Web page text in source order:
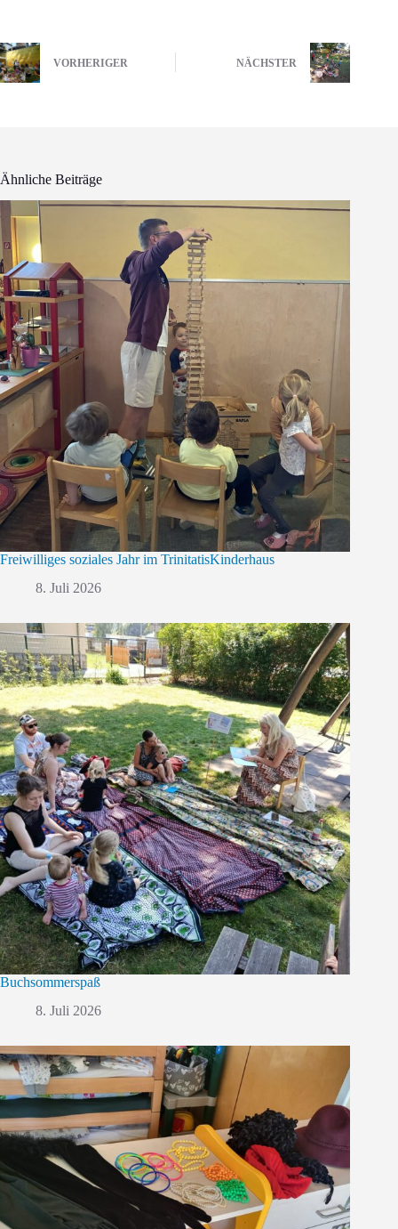
VORHERIGER NÄCHSTER
Ähnliche Beiträge
Freiwilliges soziales Jahr im TrinitatisKinderhaus
8. Juli 2026
Buchsommerspaß
8. Juli 2026